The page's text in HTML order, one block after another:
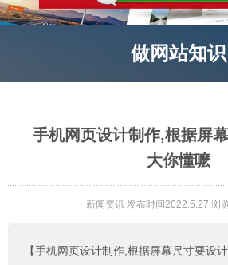
做网站知识
手机网页设计制作,根据屏
大你懂嚒
新闻资讯发布时间2022.5.27.浏
【手机网页设计制作,根据屏幕尺寸要设